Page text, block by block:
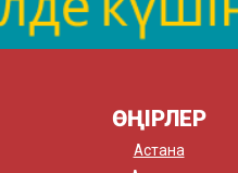
ӨҢІРЛЕР
Астана